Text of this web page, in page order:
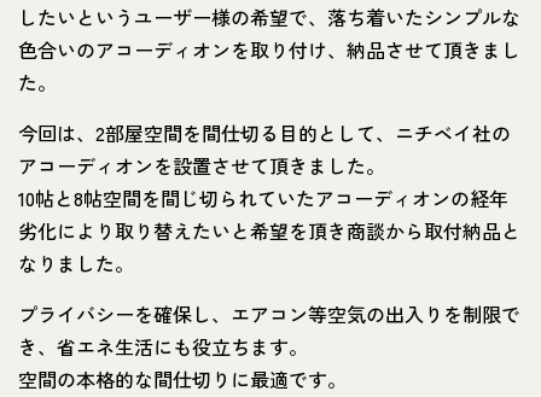
したいというユーザー様の希望で、落ち着いたシンプルな
色合いのアコーディオンを取り付け、納品させて頂きまし
た。
今回は、2部屋空間を間仕切る目的として、ニチベイ社の
アコーディオンを設置させて頂きました。
10帖と8帖空間を間じ切られていたアコーディオンの経年
劣化により取り替えたいと希望を頂き商談から取付納品と
なりました。
プライバシーを確保し、エアコン等空気の出入りを制限で
き、省エネ生活にも役立ちます。
空間の本格的な間仕切りに最適です。